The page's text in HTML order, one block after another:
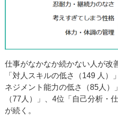
仕事がなかなか続かない人が改
「対人スキルの低さ（149 人）
ネジメント能力の低さ（85人）
（77人）」、4位「自己分析・
が続く。